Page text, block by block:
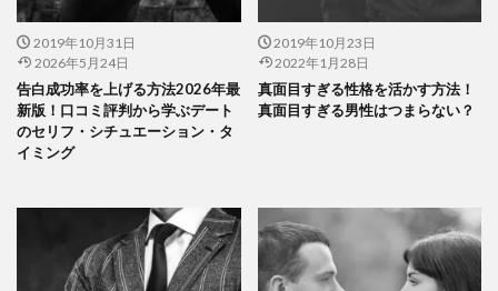
2019年10月31日
2026年5月24日
告白成功率を上げる方法2026年最
新版！口コミ評判から学ぶデート
のセリフ・シチュエーション・タ
イミング
2019年10月23日
2022年1月28日
真面目すぎる性格を活かす方法！
真面目すぎる男性はつまらない？